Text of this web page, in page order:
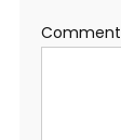
Comment